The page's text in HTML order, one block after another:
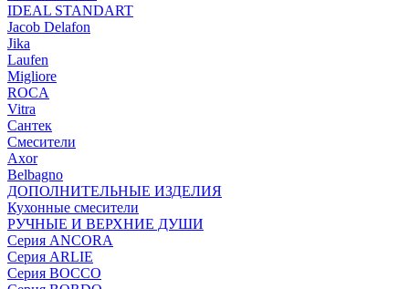
IDEAL STANDART
Jacob Delafon
Jika
Laufen
Migliore
ROCA
Vitra
Сантек
Смесители
Axor
Belbagno
ДОПОЛНИТЕЛЬНЫЕ ИЗДЕЛИЯ
Кухонные смесители
РУЧНЫЕ И ВЕРХНИЕ ДУШИ
Серия ANCORA
Серия ARLIE
Серия BOCCO